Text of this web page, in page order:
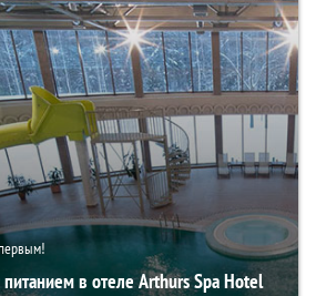
в отеле Arthurs Spa Hotel